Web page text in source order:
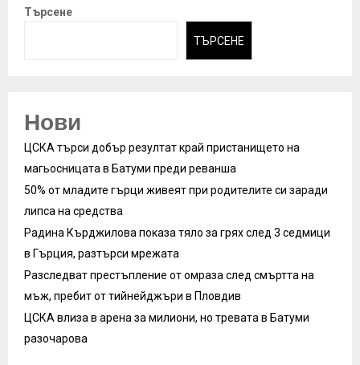
Търсене
ТЪРСЕНЕ
Нови
ЦСКА търси добър резултат край пристанището на
магьосницата в Батуми преди реванша
50% от младите гърци живеят при родителите си заради
липса на средства
Радина Кърджилова показа тяло за грях след 3 седмици
в Гърция, разтърси мрежата
Разследват престъпление от омраза след смъртта на
мъж, пребит от тийнейджъри в Пловдив
ЦСКА влиза в арена за милиони, но тревата в Батуми
разочарова